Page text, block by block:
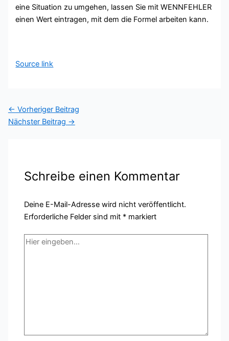
eine Situation zu umgehen, lassen Sie mit WENNFEHLER
einen Wert eintragen, mit dem die Formel arbeiten kann.
Source link
← Vorheriger Beitrag
Nächster Beitrag →
Schreibe einen Kommentar
Deine E-Mail-Adresse wird nicht veröffentlicht.
Erforderliche Felder sind mit * markiert
Hier